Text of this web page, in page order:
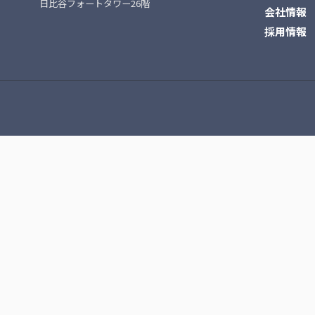
日比谷フォートタワー26階
会社情報
採用情報